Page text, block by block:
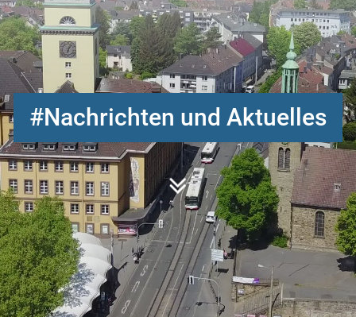
Nachrichten und Aktuelles